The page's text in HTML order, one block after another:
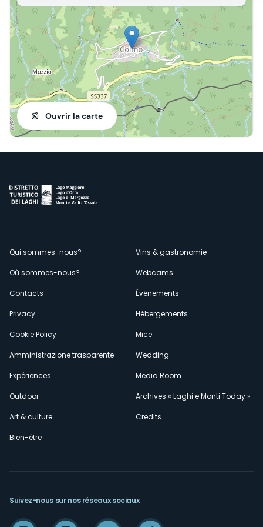
Ouvrir la carte
Menù
secondario
Qui sommes-nous?
Où sommes-nous?
Contacts
Privacy
Cookie Policy
Amministrazione trasparente
Expériences
Outdoor
Art & culture
Bien-être
Vins & gastronomie
Webcams
Événements
Hébergements
Mice
Wedding
Media Room
Archives « Laghi e Monti Today »
Credits
Suivez-nous sur nos réseaux sociaux